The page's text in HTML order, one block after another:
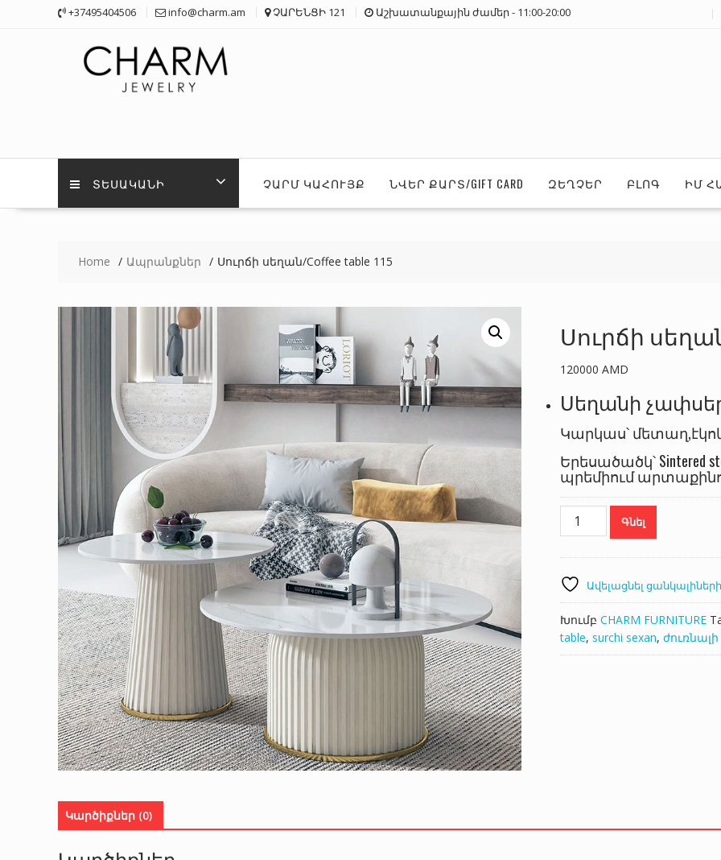
+37495404506 info@charm.am ՉԱՐԵՆՑԻ 121 Աշխատանքային ժամեր - 11:00-20:00
ՏԵՍԱԿԱՆԻ ՉԱՐՄ ԿԱՀՈՒՅՔ ՆՎԵՐ ՔԱՐՏ/GIFT CARD ԶԵՂՉԵՐ ԲԼՈԳ ԻՄ
Home Ապրանքներ Սուրճի սեղան/Coffee table 115
Սուրճի սեղան/
120000 AMD
Սեղանի
Կարկաս՝
Երեսածածկ՝ Sintered
պրեմիում
Սուրճի
սեղան/Coffee
քանակ
Գնել
Ավելացնել
Խումբ CHARM FURNITURE
table, surchi sexan,
Կարծիքներ (0)